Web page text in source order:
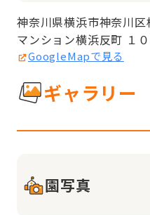
神奈川県横浜市神奈川
マンション横浜反町 １
GoogleMapで見る
ギャラリー
園写真